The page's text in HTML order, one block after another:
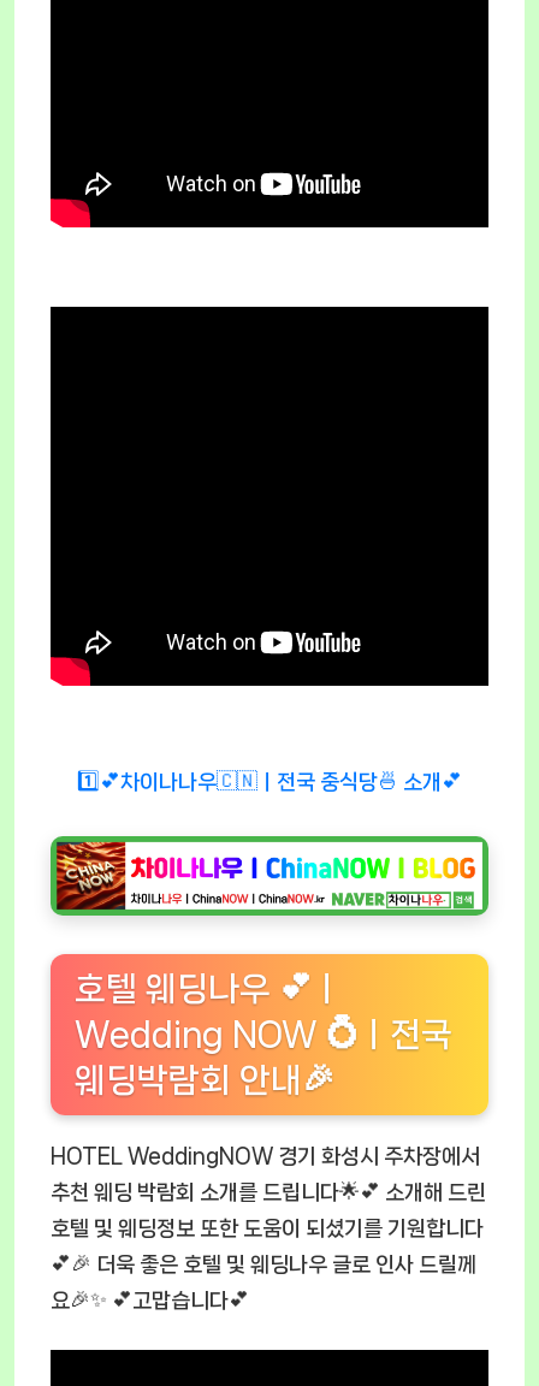
1️⃣💕차이나나우🇨🇳ㅣ전국 중식당🍜 소개💕
호텔 웨딩나우 💕ㅣ
Wedding NOW 💍ㅣ전국
웨딩박람회 안내🎉
HOTEL WeddingNOW 경기 화성시 주차장에서
추천 웨딩 박람회 소개를 드립니다🌟💕 소개해 드린
호텔 및 웨딩정보 또한 도움이 되셨기를 기원합니다
💕🎉 더욱 좋은 호텔 및 웨딩나우 글로 인사 드릴께
요🎉✨ 💕고맙습니다💕